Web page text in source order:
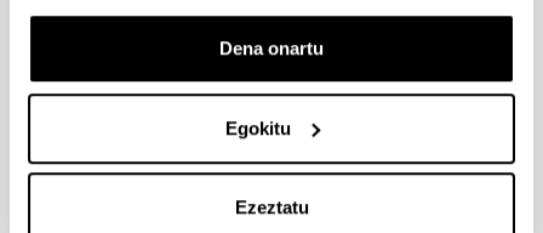
Dena onartu
Egokitu
Ezeztatu
sociedad. Beascoechea Gangoiti, J. M.; González
Portilla, M. y Novo López, P. A. (eds.),
Pareja Alonso, Arantza Población y cambios
sociales Vasconia (1876-1937): entre la tradición y la
modernidad. Urkijo Goitia, M. (ed.),
Pareja Alonso, Arantza El papel del Hospital Civil
Hospital de Bilbao y transición sanitaria. Enfermedad y